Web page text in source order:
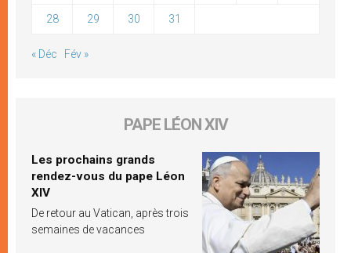
28 29 30 31
« Déc Fév »
PAPE LÉON XIV
Les prochains grands
rendez-vous du pape Léon
XIV
De retour au Vatican, après trois
semaines de vacances